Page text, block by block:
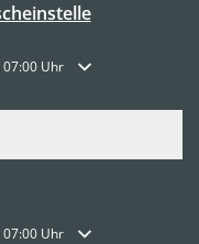
Schließzeiten
Uhr
Schließzeiten
Uhr